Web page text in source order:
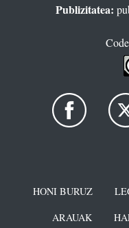
Publizitatea:
HONI BURUZ
ARAUAK